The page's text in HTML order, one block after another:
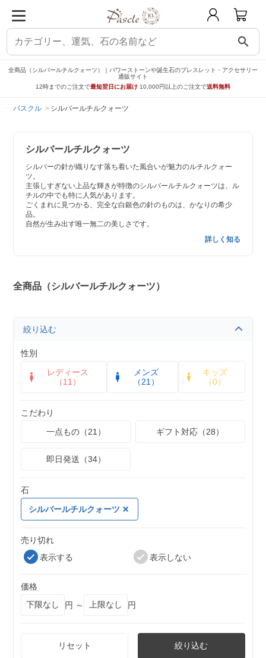
search
全商品（シルバールチルクォーツ）｜パワーストーンや誕生石のブレスレット・アクセサリー
通販サイト
12時までのご注文で最短翌日にお届け 10,000円以上のご注文で送料無料
パスクル シルバールチルクォーツ
シルバールチルクォーツ
シルバーの針が織りなす落ち着いた風合いが魅力のルチルクォー
ツ。
主張しすぎない上品な輝きが特徴のシルバールチルクォーツは、ル
チルの中でも特に人気があります。
ごくまれに見つかる、完全な白銀色の針のものは、かなりの希少
品。
自然が生み出す唯一無二の美しさです。
詳しく知る
全商品（シルバールチルクォーツ）
絞り込む
性別
レディース
（11）
メンズ
（21）
キッズ
（0）
こだわり
一点もの（21）
ギフト対応（28）
即日発送（34）
石
シルバールチルクォーツ
売り切れ
表示する
表示しない
価格
円 ～
円
リセット 絞り込む